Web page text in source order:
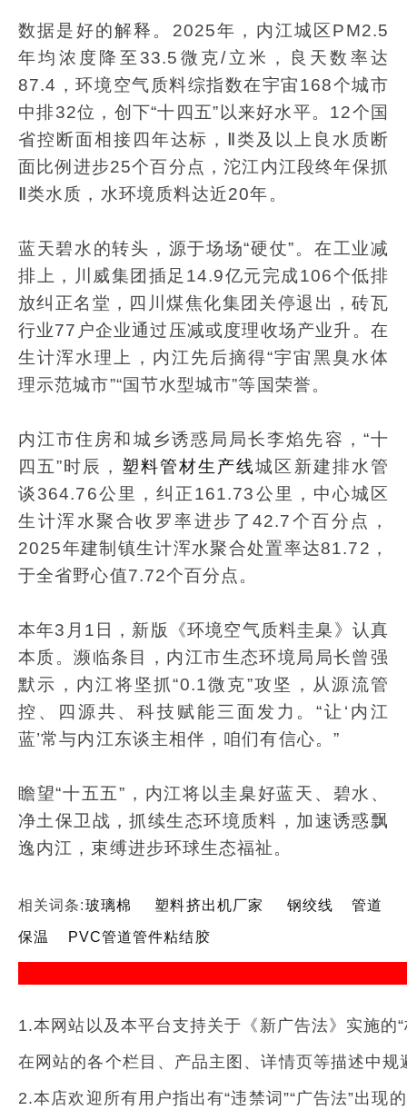
数据是好的解释。2025年，内江城区PM2.5
年均浓度降至33.5微克/立米，良天数率达
87.4，环境空气质料综指数在宇宙168个城市
中排32位，创下“十四五”以来好水平。12个国
省控断面相接四年达标，Ⅱ类及以上良水质断
面比例进步25个百分点，沱江内江段终年保抓
Ⅱ类水质，水环境质料达近20年。
蓝天碧水的转头，源于场场“硬仗”。在工业减
排上，川威集团插足14.9亿元完成106个低排
放纠正名堂，四川煤焦化集团关停退出，砖瓦
行业77户企业通过压减或度理收场产业升。在
生计浑水理上，内江先后摘得“宇宙黑臭水体
理示范城市”“国节水型城市”等国荣誉。
内江市住房和城乡诱惑局局长李焰先容，“十
四五”时辰， 塑料管材生产线城区新建排水管
谈364.76公里，纠正161.73公里，中心城区
生计浑水聚合收罗率进步了42.7个百分点，
2025年建制镇生计浑水聚合处置率达81.72，
于全省野心值7.72个百分点。
本年3月1日，新版《环境空气质料圭臬》认真
本质。濒临条目，内江市生态环境局局长曾强
默示，内江将坚抓“0.1微克”攻坚，从源流管
控、四源共、科技赋能三面发力。“让‘内江
蓝’常与内江东谈主相伴，咱们有信心。”
瞻望“十五五”，内江将以圭臬好蓝天、碧水、
净土保卫战，抓续生态环境质料，加速诱惑飘
逸内江，束缚进步环球生态福祉。
相关词条:玻璃棉 塑料挤出机厂家 钢绞线 管道
保温 PVC管道管件粘结胶
1.本网站以及本平台支持关于《新广告法》实施的
在网站的各个栏目、产品主图、详情页等描述中规
2.本店欢迎所有用户指出有“违禁词”“广告法”出现